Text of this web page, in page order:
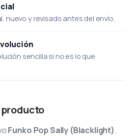
nuevo y revisado antes del envío.
sencilla si no es lo que
Funko Pop Sally (Blacklight).